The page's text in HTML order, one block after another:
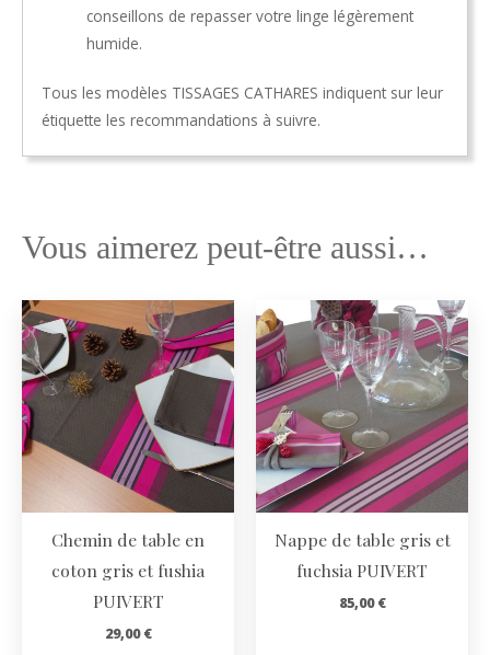
conseillons de repasser votre linge légèrement
humide.
Tous les modèles TISSAGES CATHARES indiquent sur leur
étiquette les recommandations à suivre.
Vous aimerez peut-être aussi…
Chemin de table en
coton gris et fushia
PUIVERT
29,00€
Nappe de table gris et
fuchsia PUIVERT
85,00€